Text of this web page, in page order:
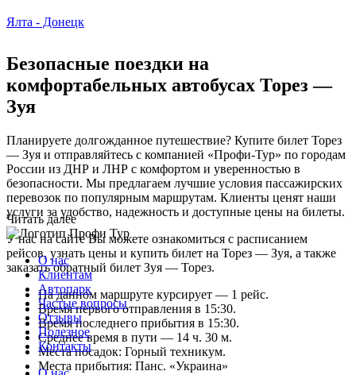
Ялта - Донецк
Безопасные поездки на
комфортабельных автобусах Торез —
Зуя
Планируете долгожданное путешествие? Купите билет Торез
— Зуя и отправляйтесь с компанией «Профи-Тур» по городам
России из ДНР и ЛНР с комфортом и уверенностью в
безопасности. Мы предлагаем лучшие условия пассажирских
перевозок по популярным маршрутам. Клиенты ценят наши
услуги за удобство, надежность и доступные цены на билеты.
У нас на сайте Вы можете ознакомиться с расписанием
рейсов, узнать цены и купить билет на Торез — Зуя, а также
заказать обратный билет Зуя — Торез.
На данном маршруте курсирует — 1 рейс.
Время первого отправления в 15:30.
Время последнего прибытия в 15:30.
Среднее время в пути — 14 ч. 30 м.
Места посадок: Горный техникум.
Места прибытия: Панс. «Украина»
Читать далее
О нас
Клиентам
Автопарк
Частые вопросы
Отзывы
Полезное
Контакты